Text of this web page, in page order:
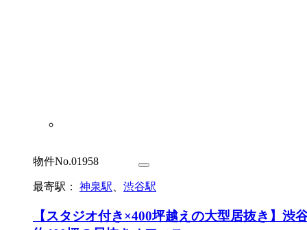
物件No.01958
最寄駅： 神泉駅 渋谷駅
【スタジオ付き×400坪越えの大型居抜き】渋